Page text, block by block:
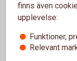
finns även
upplevelse:
Funktioner,
Relevant